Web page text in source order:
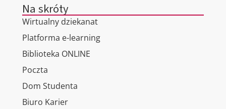
Na skróty
Wirtualny dziekanat
Platforma e-learning
Biblioteka ONLINE
Poczta
Dom Studenta
Biuro Karier